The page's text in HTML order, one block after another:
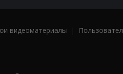
видеоматериалы |